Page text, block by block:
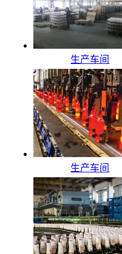
生产车间
生产车间